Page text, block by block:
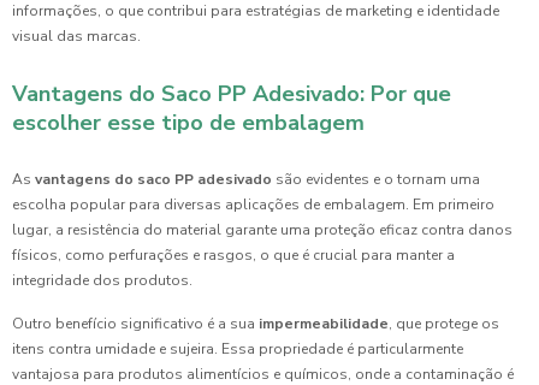
informações, o que contribui para estratégias de marketing e identidade
visual das marcas.
Vantagens do Saco PP Adesivado: Por que
escolher esse tipo de embalagem
As vantagens do saco PP adesivado são evidentes e o tornam uma
escolha popular para diversas aplicações de embalagem. Em primeiro
lugar, a resistência do material garante uma proteção eficaz contra danos
físicos, como perfurações e rasgos, o que é crucial para manter a
integridade dos produtos.
Outro benefício significativo é a sua impermeabilidade, que protege os
itens contra umidade e sujeira. Essa propriedade é particularmente
vantajosa para produtos alimentícios e químicos, onde a contaminação é